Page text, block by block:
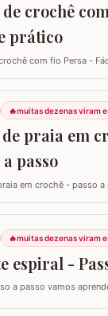
te ajudar a mudar…
de crochê
prático
com fio Persa -
🔥muitas dezenas viram
praia em
passo
Bolsa de praia em
🔥muitas dezenas viram
espiral -
a passo vamos